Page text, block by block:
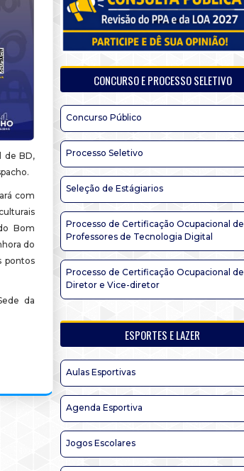
de BD,
com
Bom
do
pontos
da
CONCURSO E PROCESSO SELETIVO
Concurso Público
Processo Seletivo
Seleção de Estágiarios
Processo de Certificação Ocupacional de
Professores de Tecnologia Digital
Processo de Certificação Ocupacional de
Diretor e Vice-diretor
ESPORTES E LAZER
Aulas Esportivas
Agenda Esportiva
Jogos Escolares